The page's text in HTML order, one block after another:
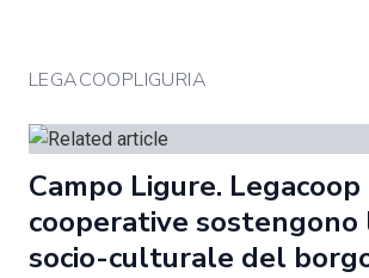
LEGACOOPLIGURIA
Campo Ligure.
cooperative sostengono
socio-culturale del